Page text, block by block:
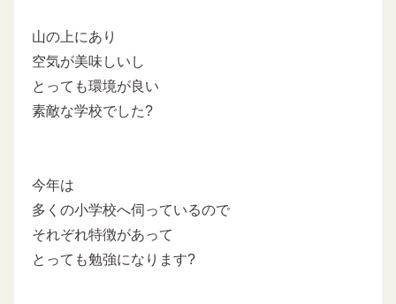
山の上にあり
空気が美味しいし
とっても環境が良い
素敵な学校でした?
今年は
多くの小学校へ伺っているので
それぞれ特徴があって
とっても勉強になります?